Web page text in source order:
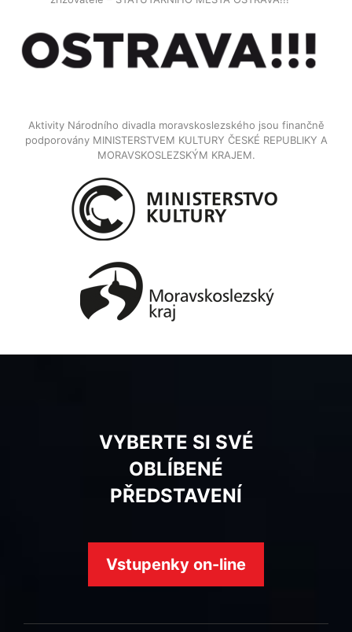
Aktivity Národního divadla moravskoslezského jsou finančně
podporovány MINISTERSTVEM KULTURY ČESKÉ REPUBLIKY A
MORAVSKOSLEZSKÝM KRAJEM.
VYBERTE SI SVÉ
OBLÍBENÉ
PŘEDSTAVENÍ
Vstupenky on-line